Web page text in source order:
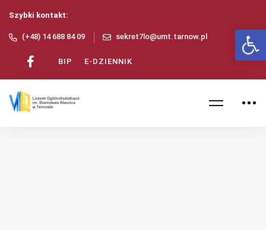
Szybki kontakt:
(+48) 14 688 84 09 sekret7lo@umt.tarnow.pl
BIP E-DZIENNIK